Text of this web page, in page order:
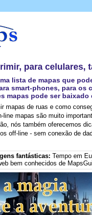
para celulares,
lista de mapas que
smart-phones, para os
mapas pode ser
mapas de ruas e como
line mapas são muito
nós também oferecemos
off-line - sem conexão de
fantásticas: Tempo em
bem conhecidos de